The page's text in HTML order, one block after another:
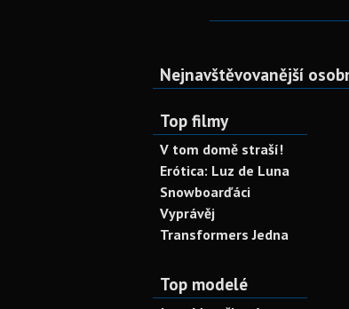
Nejnavštěvovanější
Top filmy
V tom domě straší!
Erótica: Luz de Luna
Snowboarďáci
Vyprávěj
Transformers Jedna
Top modelé